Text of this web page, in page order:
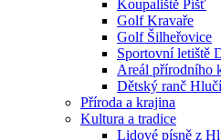
Koupaliště Píšť
Golf Kravaře
Golf Šilheřovice
Sportovní letiště
Areál přírodního
Dětský ranč
Příroda a krajina
Kultura a tradice
Lidové písně z